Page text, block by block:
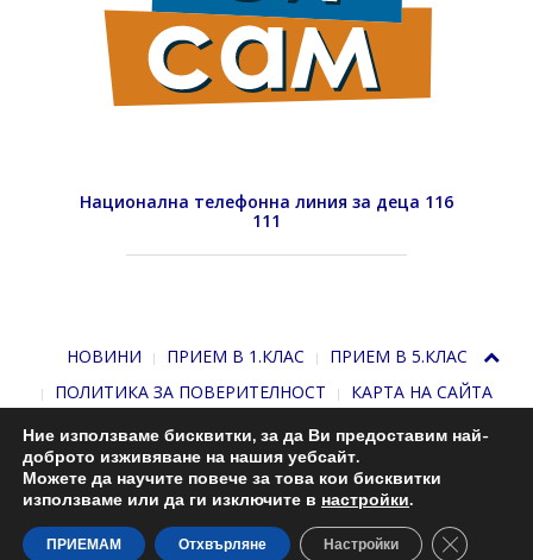
Национална телефонна линия за деца 116
111
НОВИНИ ПРИЕМ В 1.КЛАС
ПРИЕМ В 5.КЛАС
ПОЛИТИКА ЗА ПОВЕРИТЕЛНОСТ
КАРТА НА САЙТА
С подкрепата наНиколай Комнев. 2013-2026
Ние използваме бисквитки, за да Ви предоставим най-
доброто изживяване на нашия уебсайт.
Можете да научите повече за това кои бисквитки
използваме или да ги изключите в настройки.
ПРИЕМАМ Отхвърляне Настройки Close